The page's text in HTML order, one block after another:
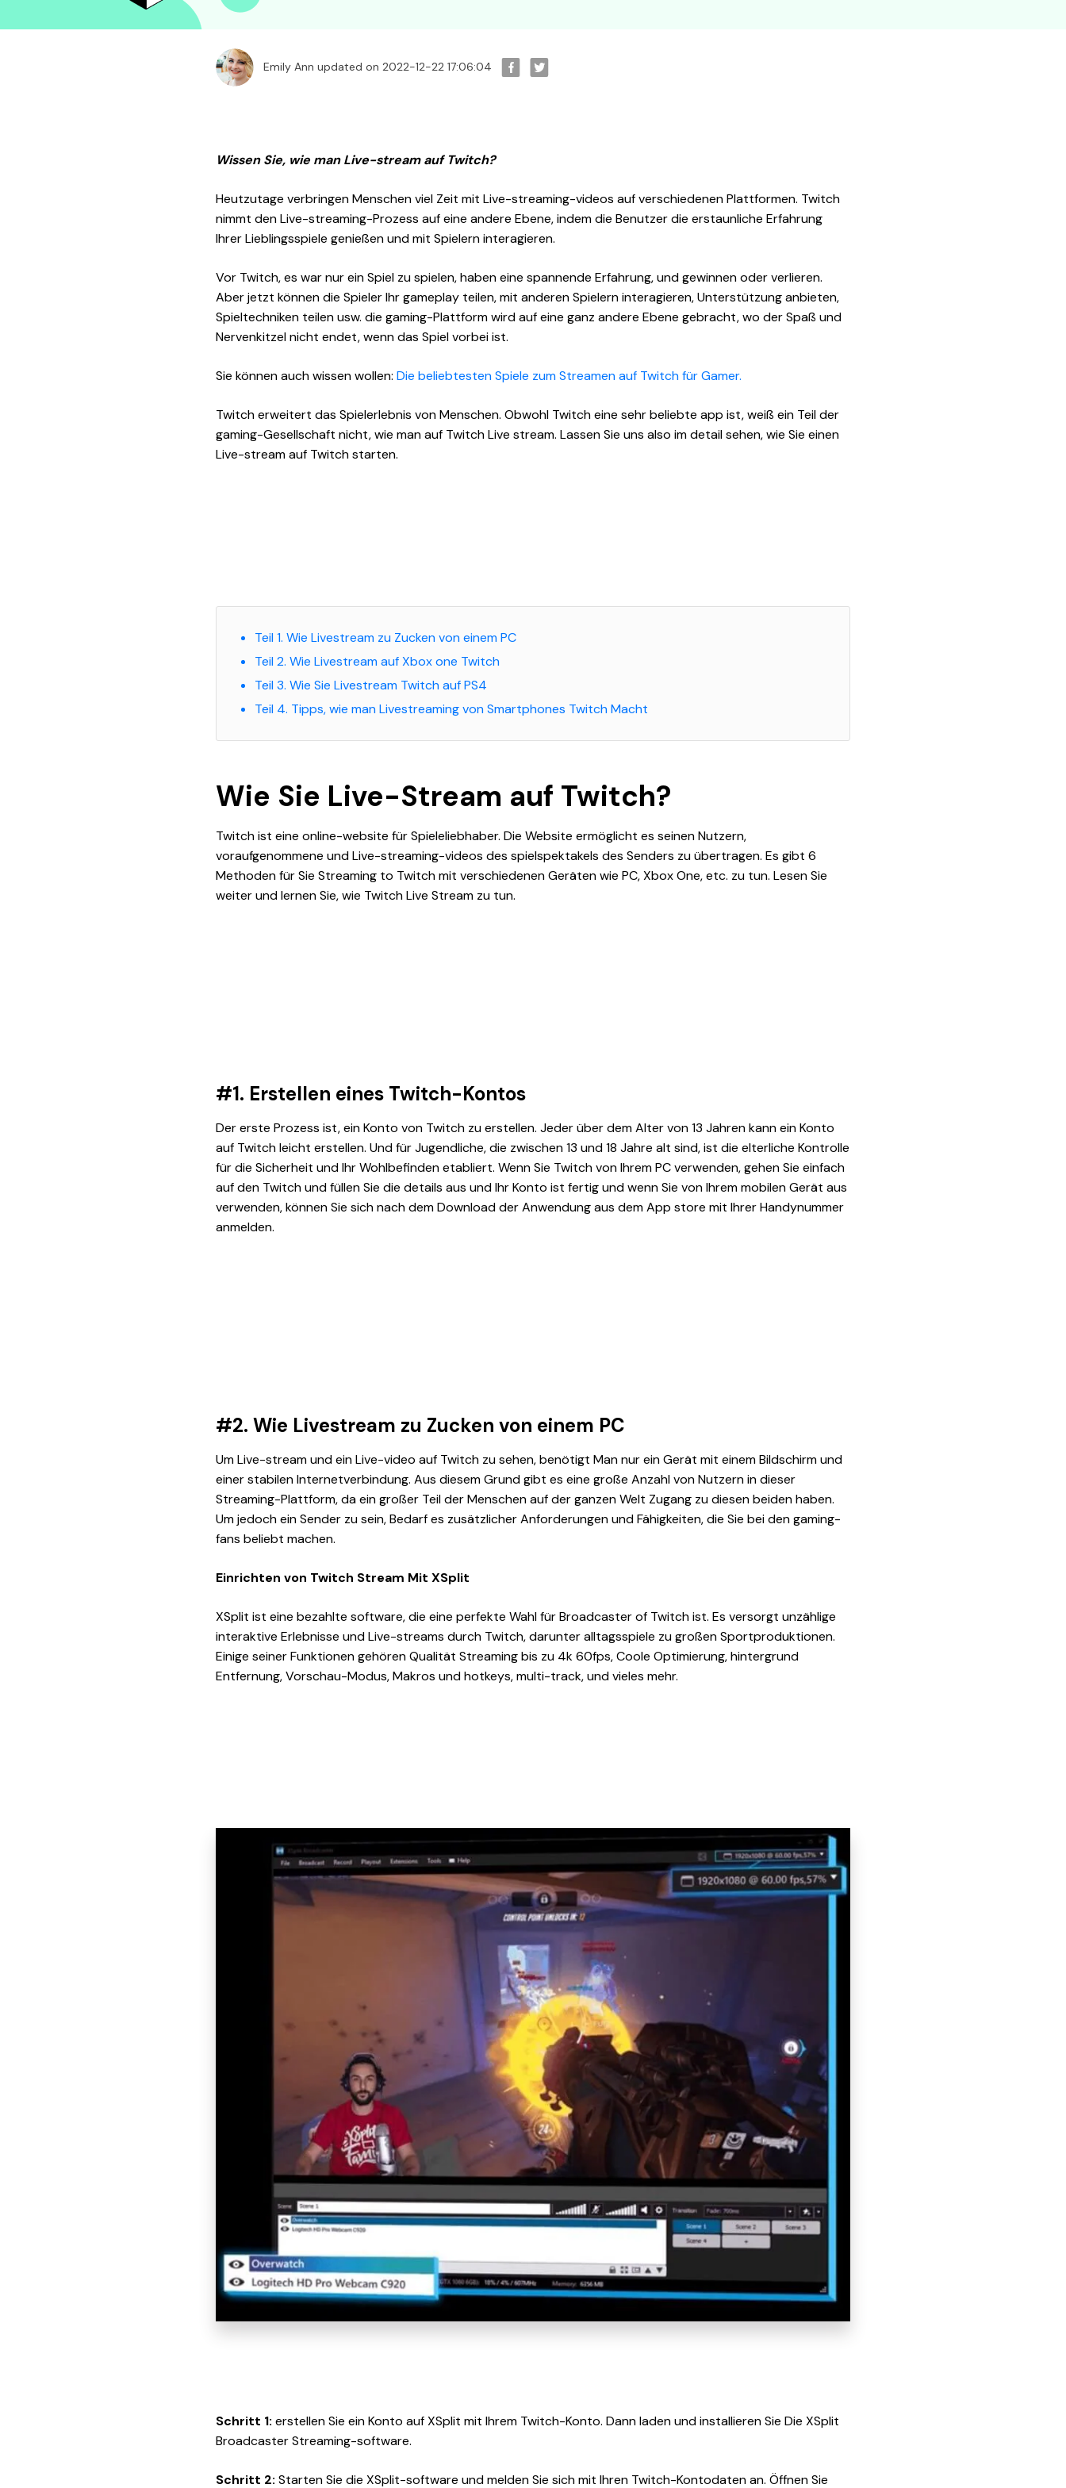
Emily Ann updated on 2022-12-22 17:06:04
Wissen Sie, wie man Live-stream auf Twitch?
Heutzutage verbringen Menschen viel Zeit mit Live-streaming-videos auf verschiedenen Plattformen. Twitch
nimmt den Live-streaming-Prozess auf eine andere Ebene, indem die Benutzer die erstaunliche Erfahrung
Ihrer Lieblingsspiele genießen und mit Spielern interagieren.
Vor Twitch, es war nur ein Spiel zu spielen, haben eine spannende Erfahrung, und gewinnen oder verlieren.
Aber jetzt können die Spieler Ihr gameplay teilen, mit anderen Spielern interagieren, Unterstützung anbieten,
Spieltechniken teilen usw. die gaming-Plattform wird auf eine ganz andere Ebene gebracht, wo der Spaß und
Nervenkitzel nicht endet, wenn das Spiel vorbei ist.
Sie können auch wissen wollen: Die beliebtesten Spiele zum Streamen auf Twitch für Gamer.
Twitch erweitert das Spielerlebnis von Menschen. Obwohl Twitch eine sehr beliebte app ist, weiß ein Teil der
gaming-Gesellschaft nicht, wie man auf Twitch Live stream. Lassen Sie uns also im detail sehen, wie Sie einen
Live-stream auf Twitch starten.
Teil 1. Wie Livestream zu Zucken von einem PC
Teil 2. Wie Livestream auf Xbox one Twitch
Teil 3. Wie Sie Livestream Twitch auf PS4
Teil 4. Tipps, wie man Livestreaming von Smartphones Twitch Macht
Wie Sie Live-Stream auf Twitch?
Twitch ist eine online-website für Spieleliebhaber. Die Website ermöglicht es seinen Nutzern,
voraufgenommene und Live-streaming-videos des spielspektakels des Senders zu übertragen. Es gibt 6
Methoden für Sie Streaming to Twitch mit verschiedenen Geräten wie PC, Xbox One, etc. zu tun. Lesen Sie
weiter und lernen Sie, wie Twitch Live Stream zu tun.
#1. Erstellen eines Twitch-Kontos
Der erste Prozess ist, ein Konto von Twitch zu erstellen. Jeder über dem Alter von 13 Jahren kann ein Konto
auf Twitch leicht erstellen. Und für Jugendliche, die zwischen 13 und 18 Jahre alt sind, ist die elterliche Kontrolle
für die Sicherheit und Ihr Wohlbefinden etabliert. Wenn Sie Twitch von Ihrem PC verwenden, gehen Sie einfach
auf den Twitch und füllen Sie die details aus und Ihr Konto ist fertig und wenn Sie von Ihrem mobilen Gerät aus
verwenden, können Sie sich nach dem Download der Anwendung aus dem App store mit Ihrer Handynummer
anmelden.
#2. Wie Livestream zu Zucken von einem PC
Um Live-stream und ein Live-video auf Twitch zu sehen, benötigt Man nur ein Gerät mit einem Bildschirm und
einer stabilen Internetverbindung. Aus diesem Grund gibt es eine große Anzahl von Nutzern in dieser
Streaming-Plattform, da ein großer Teil der Menschen auf der ganzen Welt Zugang zu diesen beiden haben.
Um jedoch ein Sender zu sein, Bedarf es zusätzlicher Anforderungen und Fähigkeiten, die Sie bei den gaming-
fans beliebt machen.
Einrichten von Twitch Stream Mit XSplit
XSplit ist eine bezahlte software, die eine perfekte Wahl für Broadcaster of Twitch ist. Es versorgt unzählige
interaktive Erlebnisse und Live-streams durch Twitch, darunter alltagsspiele zu großen Sportproduktionen.
Einige seiner Funktionen gehören Qualität Streaming bis zu 4k 60fps, Coole Optimierung, hintergrund
Entfernung, Vorschau-Modus, Makros und hotkeys, multi-track, und vieles mehr.
Schritt 1: erstellen Sie ein Konto auf XSplit mit Ihrem Twitch-Konto. Dann laden und installieren Sie Die XSplit
Broadcaster Streaming-software.
Schritt 2: Starten Sie die XSplit-software und melden Sie sich mit Ihren Twitch-Kontodaten an. Öffnen Sie